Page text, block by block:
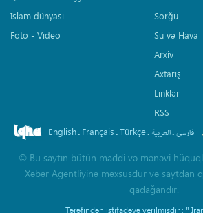
İslam dünyası
Foto - Video
Sorğu
Su və Hava
Arxiv
Axtarış
Linklər
RSS
English. Français.Türkçe. العربیة.فارسی
© Bu saytın bütün maddi və mənəvi
Xəbər Agentliyinə məxsusdur və saytdan
qadağandır.
Tərəfindən istifadəyə verilmişdir : "